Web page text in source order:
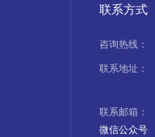
联系方式
咨询热线：
联系地址：
联系邮箱：
微信公众号